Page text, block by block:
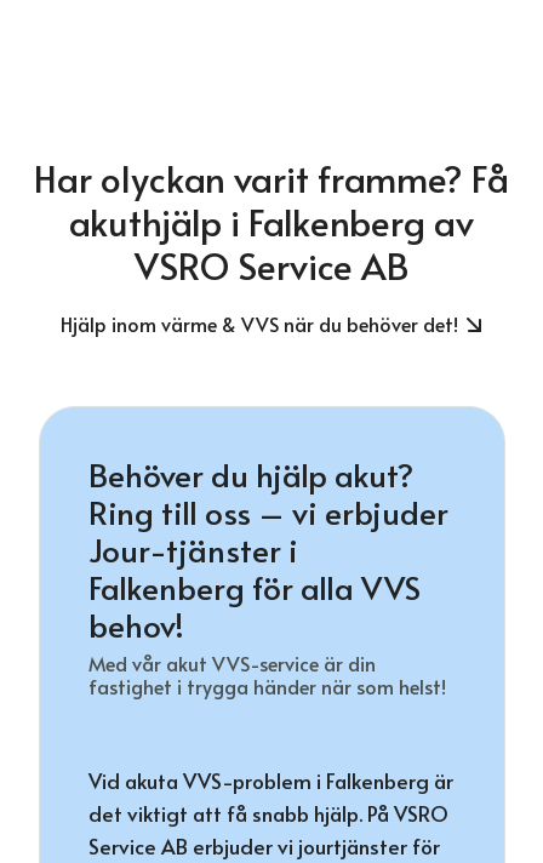
Har olyckan varit framme? Få
akuthjälp i Falkenberg av
VSRO Service AB
Hjälp inom värme & VVS när du behöver det!
Behöver du hjälp akut?
Ring till oss – vi erbjuder
Jour-tjänster i
Falkenberg för alla VVS
behov!
Med vår akut VVS-service är din
fastighet i trygga händer när som helst!
Vid akuta VVS-problem i Falkenberg är
det viktigt att få snabb hjälp. På VSRO
Service AB erbjuder vi jourtjänster för